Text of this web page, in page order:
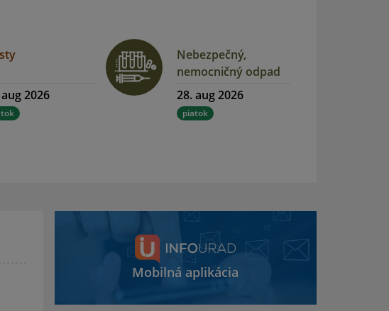
2026
Nebezpečný,
nemocničný odpad
28. aug 2026
piatok
Mobilná aplikácia